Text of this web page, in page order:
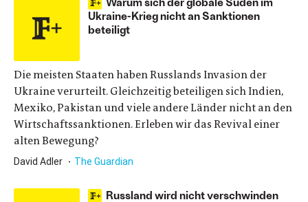
Ukraine-Krieg nicht an Sanktionen
beteiligt
Die meisten Staaten haben Russlands Invasion der
Ukraine verurteilt. Gleichzeitig beteiligen sich Indien,
Mexiko, Pakistan und viele andere Länder nicht an den
Wirtschaftssanktionen. Erleben wir das Revival einer
alten Bewegung?
David Adler The Guardian
Russland wird nicht verschwinden